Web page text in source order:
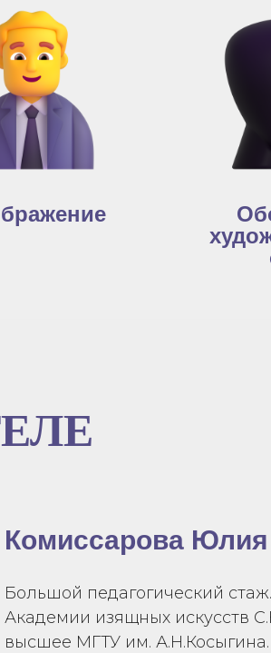
Комиссарова
Большой педагогический
Академии изящных искусств
высшее МГТУ им. А.Н.Косыгина.